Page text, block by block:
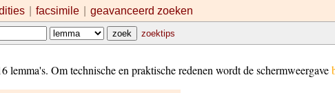
facsimile geavanceerd zoeken
zoektips
lemma's. Om technische en praktische redenen wordt de schermweergave